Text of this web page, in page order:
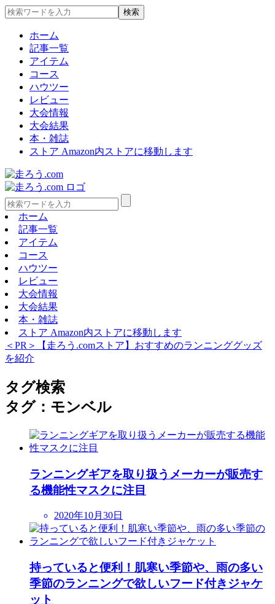
ホーム
記事一覧
アイテム
コース
ハウツー
レビュー
大会情報
大会結果
本・雑誌
ストア Amazon内ストアに移動します
ホーム
記事一覧
アイテム
コース
ハウツー
レビュー
大会情報
大会結果
本・雑誌
ストア Amazon内ストアに移動します
＜PR＞【走ろう.comストア】おすすめのランニンググッズ
を紹介
タグ検索
タグ：モンベル
ランニングギアを取り扱うメーカーが販売す
る機能性マスクに注目
2020年10月30日
持っていると便利！肌寒い季節や、雨の多い
季節のランニングで欲しいフード付きジャケ
ット